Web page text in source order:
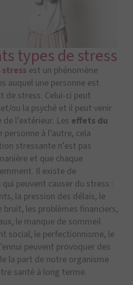
types de stress
stress est un phénomène
auquel une personne est
de stress. Celui-ci peut
ou la psyché et il peut venir
l’extérieur. Les effets du
personne à l’autre, cela
stressante n’est pas
et que chaque
Il existe de
qui peuvent causer du stress :
la pression des délais, le
bruit, les problèmes financiers,
le manque de sommeil
social, le perfectionnisme, le
peuvent provoquer des
la part de notre organisme
santé à long terme.